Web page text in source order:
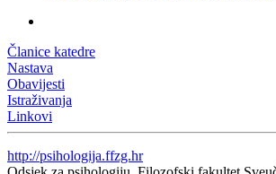
Članice katedre
Nastava
Obavijesti
Istraživanja
Linkovi
http://psihologija.ffzg.hr